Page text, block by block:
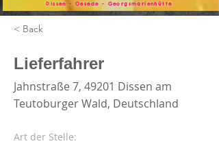
Dissen - Oesede - Georgsmarienhütte
< Back
Lieferfahrer
Jahnstraße 7, 49201 Dissen am
Teutoburger Wald, Deutschland
Art der Stelle: